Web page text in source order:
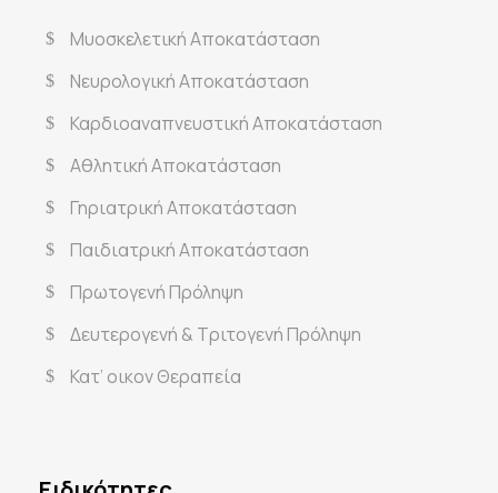
Μυοσκελετική Αποκατάσταση
Νευρολογική Αποκατάσταση
Καρδιοαναπνευστική Αποκατάσταση
Αθλητική Αποκατάσταση
Γηριατρική Αποκατάσταση
Παιδιατρική Αποκατάσταση
Πρωτογενή Πρόληψη
Δευτερογενή & Τριτογενή Πρόληψη
Κατ’ οικον Θεραπεία